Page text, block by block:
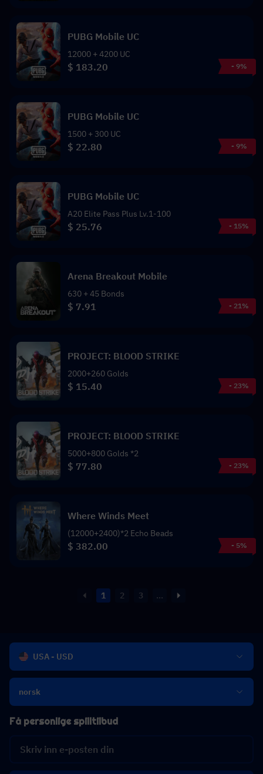
PUBG Mobile UC
12000 + 4200 UC
$ 183.20 - 9%
PUBG Mobile UC
1500 + 300 UC
$ 22.80 - 9%
PUBG Mobile UC
A20 Elite Pass Plus Lv.1-100
$ 25.76 - 15%
Arena Breakout Mobile
630 + 45 Bonds
$ 7.91 - 21%
PROJECT: BLOOD STRIKE
2000+260 Golds
$ 15.40 - 23%
PROJECT: BLOOD STRIKE
5000+800 Golds *2
$ 77.80 - 23%
Where Winds Meet
(12000+2400)*2 Echo Beads
$ 382.00 - 5%
1 2 3 ...
USA - USD
norsk
Få personlige spilltilbud